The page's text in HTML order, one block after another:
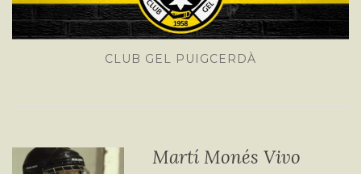
CLUB GEL PUIGCERDÀ
Martí Monés Vivo